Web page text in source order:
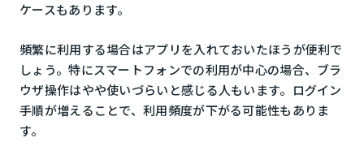
ケースもあります。
頻繁に利用する場合はアプリを入れておいたほうが便利で
しょう。特にスマートフォンでの利用が中心の場合、ブラ
ウザ操作はやや使いづらいと感じる人もいます。ログイン
手順が増えることで、利用頻度が下がる可能性もありま
す。